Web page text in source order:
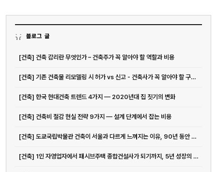
블로그 글
[건축] 건축 감리란 무엇인가 – 건축주가 꼭 알아야 할 역할과 비용
[건축] 기존 건축물 리모델링 시 허가 vs 신고 - 건축사가 꼭 알아야 할 구분 기준
[건축] 한국 현대건축 트렌드 4가지 — 2020년대 집 짓기의 변화
[건축] 건축비 절감 현실 전략 9가지 — 설계 단계에서 잡는 비용
[건축] 도쿄국립박물관 건축이 서울과 다르게 느껴지는 이유, 90년 동안 쌓...
[건축] 1인 자영업자에서 패시브주택 종합건설사가 되기까지, 5년 성장의 진짜 의미